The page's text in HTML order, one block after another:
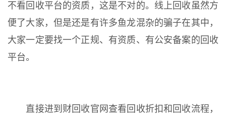
不看回收平台的资质，这是不对的。线上回收虽然方
便了大家，但是还是有许多鱼龙混杂的骗子在其中，
大家一定要找一个正规、有资质、有公安备案的回收
平台。
直接进到财回收官网查看回收折扣和回收流程，